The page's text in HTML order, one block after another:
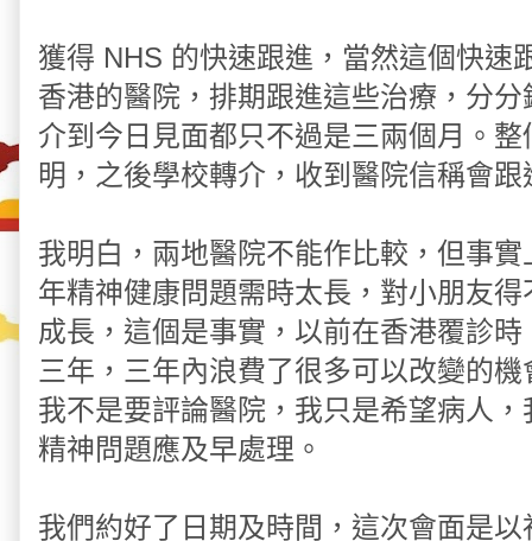
獲得 NHS 的快速跟進，當然這個快速
香港的醫院，排期跟進這些治療，分
介到今日見面都只不過是三兩個月。
明，之後學校轉介，收到醫院信稱會
我明白，兩地醫院不能作比較，但事
年精神健康問題需時太長，對小朋友
成長，這個是事實，以前在香港覆診
三年，三年內浪費了很多可以改變的
我不是要評論醫院，我只是希望病人
精神問題應及早處理。
我們約好了日期及時間，這次會面是